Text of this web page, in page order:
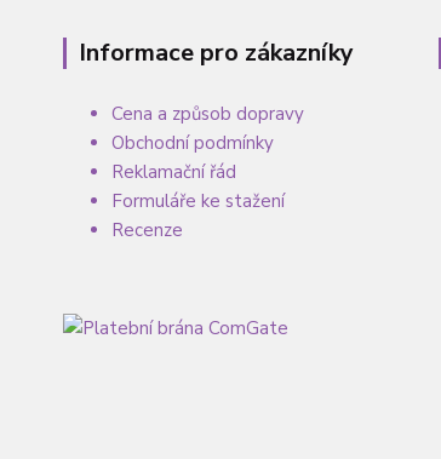
Informace pro zákazníky
Cena a způsob dopravy
Obchodní podmínky
Reklamační řád
Formuláře ke stažení
Recenze